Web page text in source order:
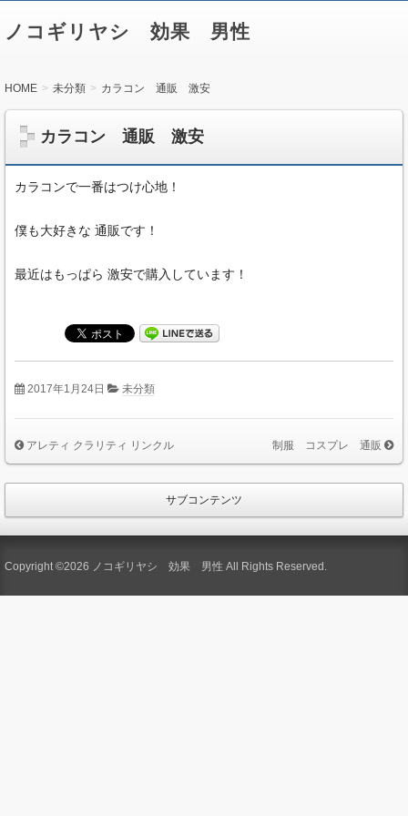
ノコギリヤシ 効果 男性
HOME 未分類 カラコン 通販 激安
カラコン 通販 激安
カラコンで一番はつけ心地！
僕も大好きな 通販です！
最近はもっぱら 激安で購入しています！
2017年1月24日 未分類
アレティ クラリティ リンクル 制服 コスプレ 通販
サブコンテンツ
Copyright ©2026 ノコギリヤシ 効果 男性 All Rights Reserved.